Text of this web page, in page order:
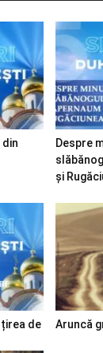
din
Despre
și
de
Aruncă